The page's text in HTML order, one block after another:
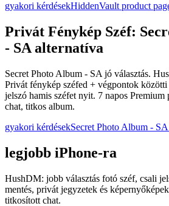
gyakori kérdésekHiddenVault product
Privát Fénykép Széf:
- SA alternatíva
Secret Photo Album - SA jó választás.
Privát fénykép széfed + végpontok
jelszó hamis széfet nyit. 7 napos
chat, titkos album.
gyakori kérdésekSecret Photo Album -
legjobb iPhone-ra
HushDM: jobb választás fotó széf, csali
mentés, privát jegyzetek és
titkosított chat.